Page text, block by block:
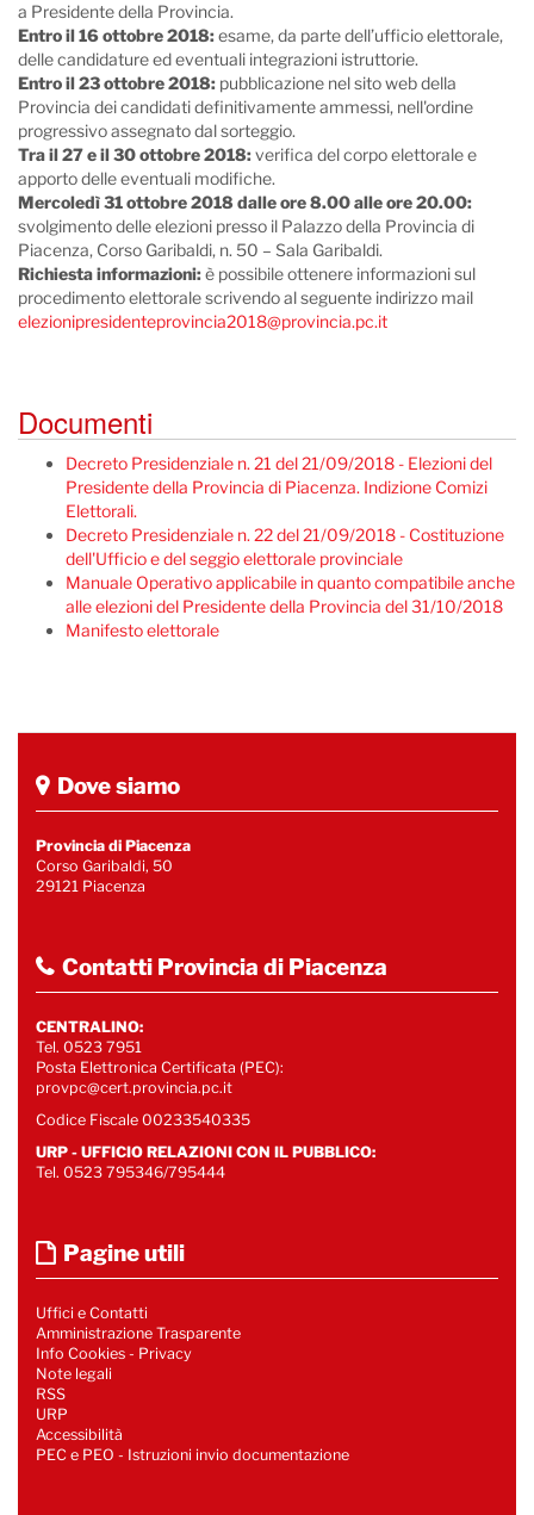
a Presidente della Provincia.
Entro il 16 ottobre 2018:esame, da parte dell’ufficio elettorale,
delle candidature ed eventuali integrazioni istruttorie.
Entro il 23 ottobre 2018: pubblicazione nel sito web della
Provincia dei candidati definitivamente ammessi, nell'ordine
progressivo assegnato dal sorteggio.
Tra il 27 e il 30 ottobre 2018:verifica del corpo elettorale e
apporto delle eventuali modifiche.
Mercoledì 31 ottobre 2018 dalle ore 8.00 alle ore 20.00:
svolgimento delle elezioni presso il Palazzo della Provincia di
Piacenza, Corso Garibaldi, n. 50 – Sala Garibaldi.
Richiesta informazioni:è possibile ottenere informazioni sul
procedimento elettorale scrivendo al seguente indirizzo mail
elezionipresidenteprovincia2018@provincia.pc.it
Documenti
Decreto Presidenziale n. 21 del 21/09/2018 - Elezioni del
Presidente della Provincia di Piacenza. Indizione Comizi
Elettorali.
Decreto Presidenziale n. 22 del 21/09/2018 - Costituzione
dell'Ufficio e del seggio elettorale provinciale
Manuale Operativo applicabile in quanto compatibile anche
alle elezioni del Presidente della Provincia del 31/10/2018
Manifesto elettorale
Dove siamo
Provincia di Piacenza
Corso Garibaldi, 50
29121 Piacenza
Contatti Provincia di Piacenza
CENTRALINO:
Tel. 0523 7951
Posta Elettronica Certificata (PEC):
provpc@cert.provincia.pc.it
Codice Fiscale 00233540335
URP - UFFICIO RELAZIONI CON IL PUBBLICO:
Tel. 0523 795346/795444
Pagine utili
Uffici e Contatti
Amministrazione Trasparente
Info Cookies - Privacy
Note legali
RSS
URP
Accessibilità
PEC e PEO - Istruzioni invio documentazione